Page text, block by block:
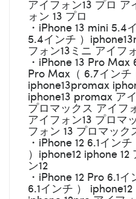
アイフォン13 プロ ア
ォン 13 プロ
・iPhone 13 mini 5.4
5.4インチ ）
フォン13ミニ アイフ
・iPhone 13 Pro Max
Pro Max（ 6.7イン
iphone13promax
iphone13 promax ア
プロマックス アイフ
アイフォン13 プロマ
フォン 13 プロマック
・iPhone 12 6.1イン
）iphone12 iphone
ン12
・iPhone 12 Pro 6.1
6.1インチ ）